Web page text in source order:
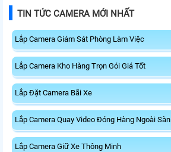
TIN TỨC CAMERA MỚI NHẤT
Lắp Camera Giám Sát Phòng Làm Việc
Lắp Camera Kho Hàng Trọn Gói Giá Tốt
Lắp Đặt Camera Bãi Xe
Lắp Camera Quay Video Đóng Hàng Ngoài Sàn
Lắp Camera Giữ Xe Thông Minh